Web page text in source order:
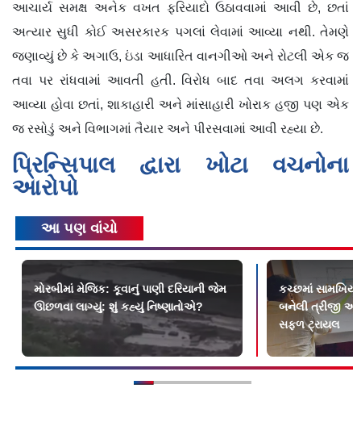
આચાર્ય સમક્ષ અનેક વખત ફરિયાદો ઉઠાવવામાં આવી છે, છતાં
અત્યાર સુધી કોઈ અસરકારક પગલાં લેવામાં આવ્યા નથી. તેમણે
જણાવ્યું છે કે અગાઉ, ઇંડા આધારિત વાનગીઓ અને રોટલી એક જ
તવા પર રાંધવામાં આવતી હતી. વિરોધ બાદ તવા અલગ કરવામાં
આવ્યા હોવા છતાં, શાકાહારી અને માંસાહારી ખોરાક હજી પણ એક
જ રસોડું અને વિભાગમાં તૈયાર અને પીરસવામાં આવી રહ્યા છે.
પ્રિન્સિપાલ દ્વારા ખોટા વચનોના
આરોપો
આ પણ વાંચો
મોરબીમાં મેજિક: કૂવાનું પાણી દરિયાની જેમ
ઊછળવા લાગ્યું: શું કહ્યું નિષ્ણાતોએ?
કચ્છમાં
બનેલી ત્રીજી
સફળ ટ્રાયલ